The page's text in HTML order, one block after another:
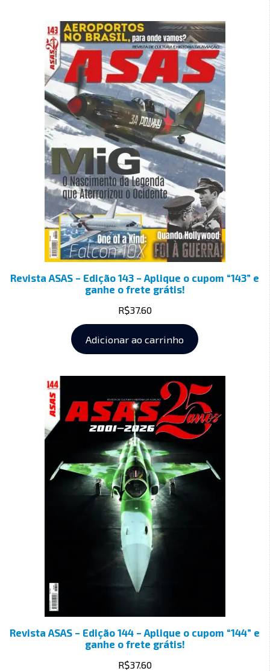
Revista ASAS – Edição 143 – Aplique o cupom “143” e
ganhe o frete grátis!
R$37.60
Adicionar ao carrinho
Revista ASAS – Edição 144 – Aplique o cupom “144” e
ganhe o frete grátis!
R$37.60